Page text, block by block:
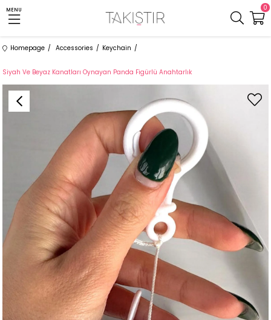
MENU 0
Homepage Accessories Keychain
Siyah Ve Beyaz Kanatları Oynayan Panda Figürlü Anahtarlık